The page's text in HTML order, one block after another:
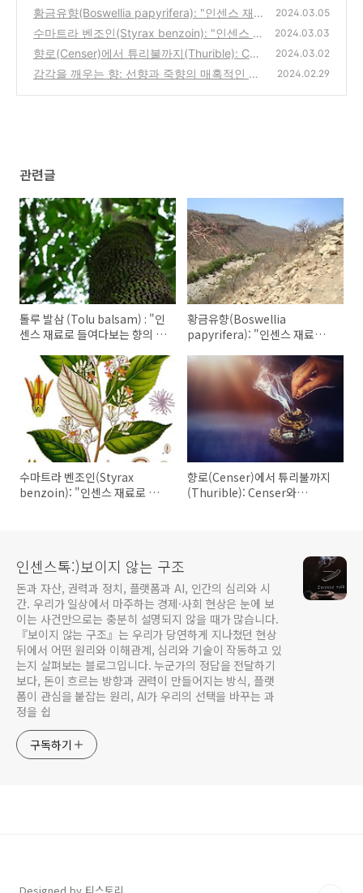
여다보는 향의 본질"(8)
(1)
황금유향(Boswellia papyrifera): "인센스 재료
로 들여다보는 향의 본질"(7)
(0)
2024.03.05
수마트라 벤조인(Styrax benzoin): "인센스 재
료로 들여다보는 향의 본질"(5)
(0)
2024.03.03
향로(Censer)에서 튜리불까지(Thurible): Cen
ser와 Thurible의 사용 맥락과 디자인 비교
2024.03.02
감각을 깨우는 향: 선향과 죽향의 매혹적인 세
2024.02.29
관련글
톨루 발삼 (Tolu balsam) : "인
센스 재료로 들여다보는 향의 본
황금유향(Boswellia
papyrifera): "인센스 재료로
수마트라 벤조인(Styrax
benzoin): "인센스 재료로 들
향로(Censer)에서 튜리불까지
(Thurible): Censer와
인센스톡:)보이지 않는 구조
돈과 자산, 권력과 정치, 플랫폼과 AI, 인간의 심리와 시
간. 우리가 일상에서 마주하는 경제·사회 현상은 눈에 보
이는 사건만으로는 충분히 설명되지 않을 때가 많습니다.
『보이지 않는 구조』는 우리가 당연하게 지나쳤던 현상
뒤에서 어떤 원리와 이해관계, 심리와 기술이 작동하고 있
는지 살펴보는 블로그입니다. 누군가의 정답을 전달하기
보다, 돈이 흐르는 방향과 권력이 만들어지는 방식, 플랫
폼이 관심을 붙잡는 원리, AI가 우리의 선택을 바꾸는 과
정을 쉽
구독하기